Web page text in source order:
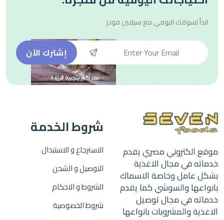
ابدأ تسوقك اليومي معسيفين فودز
إشترك الآن
موقع الكتروني مصري يقدم
خدماته في مجال الاغذية
بشكل عامل وخاصة الاسماك
بانواعها والسوشي كما يقدم
خدماته في مجال توصيل
الاغذية والمشروبات بانواعها
شروط الخدمة
الاسترجاع و الاستبدال
التوصيل و الشحن
الشروط و الاحكام
شروط الخصوصية